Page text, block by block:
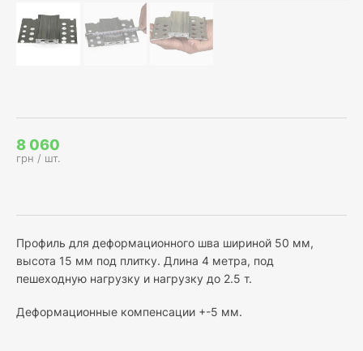
8 060
грн / шт.
Профиль для деформационного шва шириной 50 мм,
высота 15 мм под плитку. Длина 4 метра, под
пешеходную нагрузку и нагрузку до 2.5 т.
Деформационные компенсации +-5 мм.